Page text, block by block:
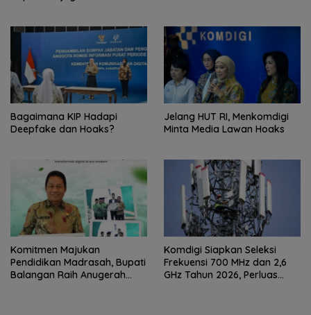
Bagaimana KIP Hadapi
Deepfake dan Hoaks?
Jelang HUT RI, Menkomdigi
Minta Media Lawan Hoaks
Komitmen Majukan
Pendidikan Madrasah, Bupati
Balangan Raih Anugerah
Komdigi Siapkan Seleksi
Frekuensi 700 MHz dan 2,6
GHz Tahun 2026, Perluas